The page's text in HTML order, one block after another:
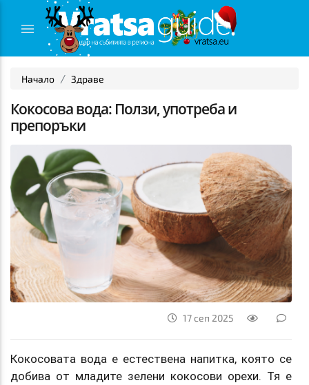
Начало Здраве
Кокосова вода: Ползи, употреба и
препоръки
17 сеп 2025
Кокосовата вода е естествена напитка, която се
добива от младите зелени кокосови орехи. Тя е